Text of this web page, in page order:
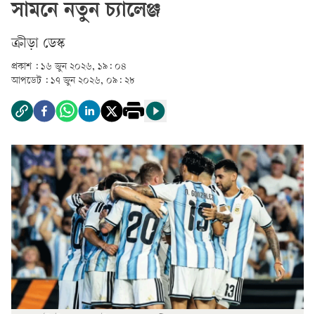
সামনে নতুন চ্যালেঞ্জ
ক্রীড়া ডেস্ক
প্রকাশ : ১৬ জুন ২০২৬, ১৯: ০৪
আপডেট : ১৭ জুন ২০২৬, ০৯: ২৮